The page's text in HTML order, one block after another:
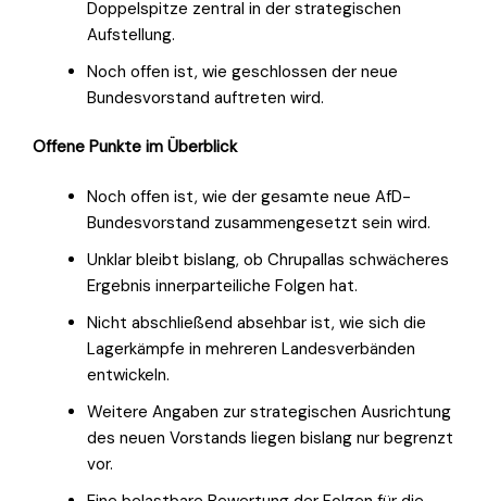
Doppelspitze zentral in der strategischen
Aufstellung.
Noch offen ist, wie geschlossen der neue
Bundesvorstand auftreten wird.
Offene Punkte im Überblick
Noch offen ist, wie der gesamte neue AfD-
Bundesvorstand zusammengesetzt sein wird.
Unklar bleibt bislang, ob Chrupallas schwächeres
Ergebnis innerparteiliche Folgen hat.
Nicht abschließend absehbar ist, wie sich die
Lagerkämpfe in mehreren Landesverbänden
entwickeln.
Weitere Angaben zur strategischen Ausrichtung
des neuen Vorstands liegen bislang nur begrenzt
vor.